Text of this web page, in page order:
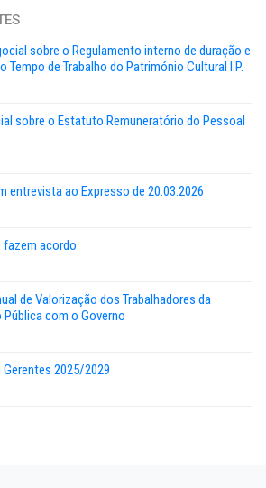
sobre o Regulamento interno de duração e
Tempo de Trabalho do Património Cultural I.P.
sobre o Estatuto Remuneratório do Pessoal
entrevista ao Expresso de 20.03.2026
fazem acordo
de Valorização dos Trabalhadores da
com o Governo
2025/2029